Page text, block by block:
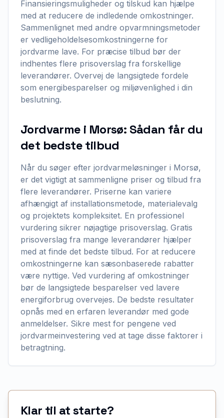
Finansieringsmuligheder og tilskud kan hjælpe
med at reducere de indledende omkostninger.
Sammenlignet med andre opvarmningsmetoder
er vedligeholdelsesomkostningerne for
jordvarme lave. For præcise tilbud bør der
indhentes flere prisoverslag fra forskellige
leverandører. Overvej de langsigtede fordele
som energibesparelser og miljøvenlighed i din
beslutning.
Jordvarme i Morsø: Sådan får du
det bedste tilbud
Når du søger efter jordvarmeløsninger i Morsø,
er det vigtigt at sammenligne priser og tilbud fra
flere leverandører. Priserne kan variere
afhængigt af installationsmetode, materialevalg
og projektets kompleksitet. En professionel
vurdering sikrer nøjagtige prisoverslag. Gratis
prisoverslag fra mange leverandører hjælper
med at finde det bedste tilbud. For at reducere
omkostningerne kan sæsonbaserede rabatter
være nyttige. Ved vurdering af omkostninger
bør de langsigtede besparelser ved lavere
energiforbrug overvejes. De bedste resultater
opnås med en erfaren leverandør med gode
anmeldelser. Sikre mest for pengene ved
jordvarmeinvestering ved at tage disse faktorer i
betragtning.
Klar til at starte?